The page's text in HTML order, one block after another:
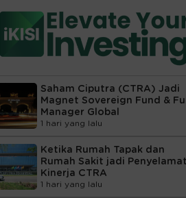
Saham Ciputra (CTRA) Jadi
Magnet Sovereign Fund &
Manager Global
1 hari yang lalu
Ketika Rumah Tapak dan
Rumah Sakit jadi Penyelamat
Kinerja CTRA
1 hari yang lalu